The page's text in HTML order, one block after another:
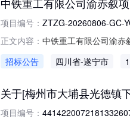
项目编号： ZTZG-20260806-GC-
正文内容： 中铁重工有限公司渝赤
细必须随报价函一并
招标公告 四川省-遂宁市
关于[梅州市大埔县光德镇
项目编号：